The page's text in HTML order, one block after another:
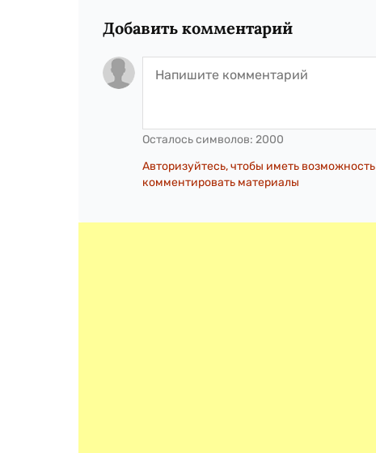
Добавить комментарий
Осталось символов: 2000
Авторизуйтесь, чтобы иметь возможность
комментировать материалы